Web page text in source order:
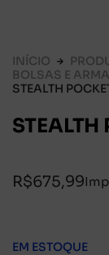
INÍCIO
BOLSAS E
STEALTH
R$675,99
EM ESTOQUE